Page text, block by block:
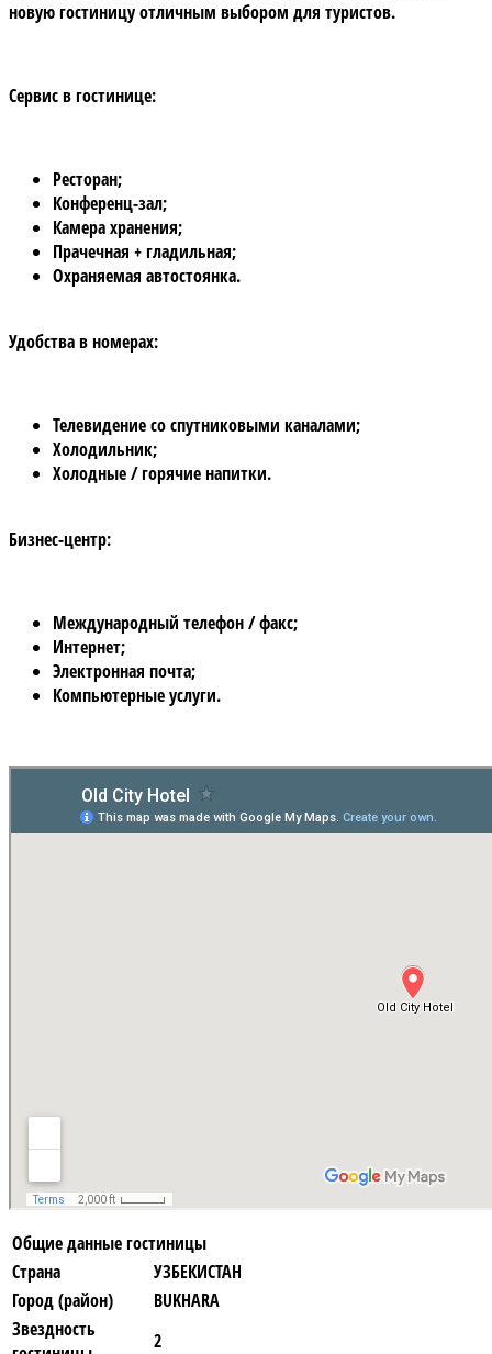
новую гостиницу отличным выбором для туристов.
Сервис в гостинице:
Ресторан;
Конференц-зал;
Камера хранения;
Прачечная + гладильная;
Охраняемая автостоянка.
Удобства в номерах:
Телевидение со спутниковыми каналами;
Холодильник;
Холодные / горячие напитки.
Бизнес-центр:
Международный телефон / факс;
Интернет;
Электронная почта;
Компьютерные услуги.
Общие данные гостиницы
Страна
УЗБЕКИСТАН
Город (район)
BUKHARA
Звездность
2